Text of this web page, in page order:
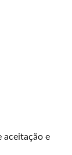
aceitação e